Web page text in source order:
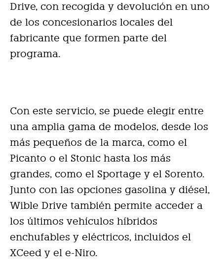
Drive, con recogida y devolución en uno
de los concesionarios locales del
fabricante que formen parte del
programa.
Con este servicio, se puede elegir entre
una amplia gama de modelos, desde los
más pequeños de la marca, como el
Picanto o el Stonic hasta los más
grandes, como el Sportage y el Sorento.
Junto con las opciones gasolina y diésel,
Wible Drive también permite acceder a
los últimos vehículos híbridos
enchufables y eléctricos, incluidos el
XCeed y el e-Niro.